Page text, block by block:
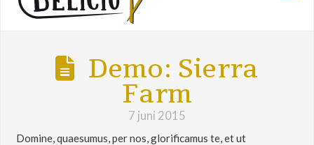
Demo: Sierra
Farm
7 juni 2015
Domine, quaesumus, per nos, glorificamus te, et ut